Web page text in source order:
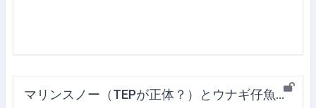
マリンスノー（TEPが正体？）とウナギ仔魚の摂餌